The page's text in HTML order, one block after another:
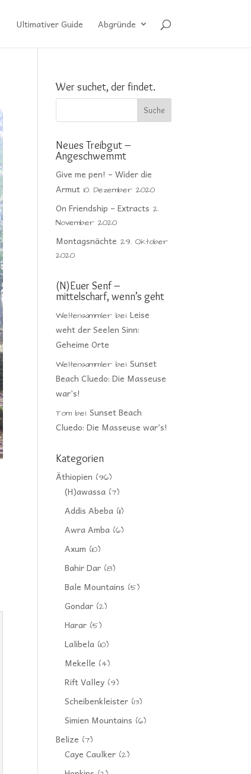
Ultimativer Guide Abgründe
Wer suchet, der findet.
Neues Treibgut –
Angeschwemmt
Give me pen! – Wider die
Armut 10. Dezember 2020
On Friendship – Extracts 2.
November 2020
Montagsnächte 29. Oktober
2020
(N)Euer Senf –
mittelscharf, wenn’s geht
Weltensammler beiLeise
weht der Seelen Sinn:
Geheime Orte
Weltensammler beiSunset
Beach Cluedo: Die Masseuse
war’s!
Tom beiSunset Beach
Cluedo: Die Masseuse war’s!
Kategorien
Äthiopien (96)
(H)awassa (7)
Addis Abeba (11)
Awra Amba (6)
Axum (10)
Bahir Dar (8)
Bale Mountains (5)
Gondar (2)
Harar (5)
Lalibela (10)
Mekelle (4)
Rift Valley (9)
Scheibenkleister (13)
Simien Mountains (6)
Belize (7)
Caye Caulker (2)